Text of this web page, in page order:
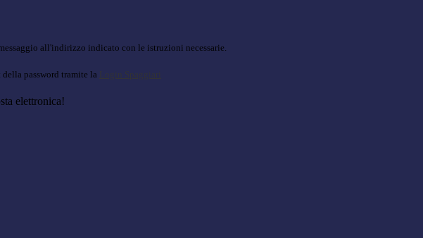
all'indirizzo indicato con le istruzioni necessarie.
password tramite la Login Spaggiari
elettronica!